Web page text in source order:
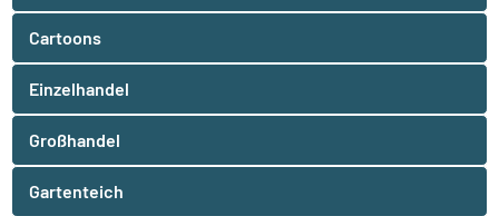
Cartoons
Einzelhandel
Großhandel
Gartenteich